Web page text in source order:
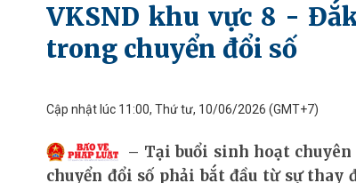
VKSND khu vực 8 -
trong chuyển đổi số
Cập nhật lúc 11:00, Thứ tư, 10/06/2026 (GMT+7)
Tại buổi sinh hoạt
chuyển đổi số phải bắt đầu từ sự